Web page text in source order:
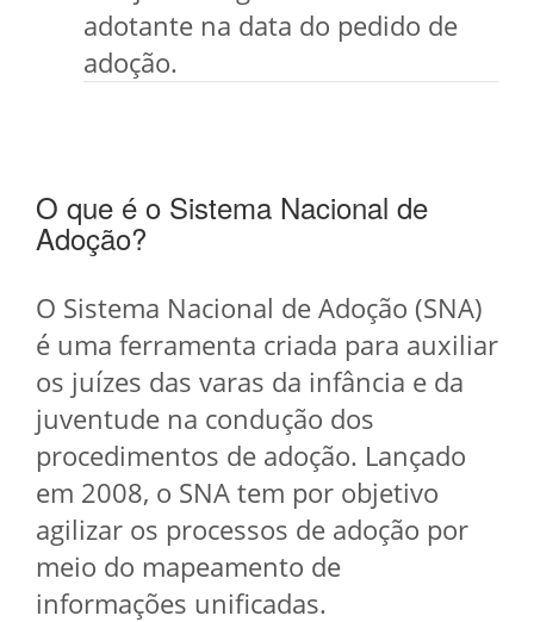
adotante na data do pedido de
adoção.
O que é o Sistema Nacional de
Adoção?
O Sistema Nacional de Adoção (SNA)
é uma ferramenta criada para auxiliar
os juízes das varas da infância e da
juventude na condução dos
procedimentos de adoção. Lançado
em 2008, o SNA tem por objetivo
agilizar os processos de adoção por
meio do mapeamento de
informações unificadas.